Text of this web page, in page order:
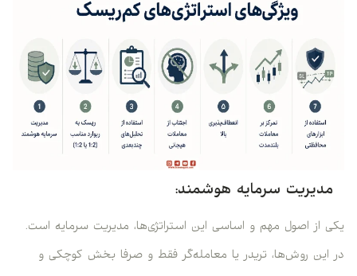
مدیریت سرمایه هوشمند:
یکی از اصول مهم و اساسی این استراتژی‌ها، مدیریت سرمایه است.
در این روش‌ها، تریدر یا معامله‌گر فقط و صرفا بخش کوچکی و